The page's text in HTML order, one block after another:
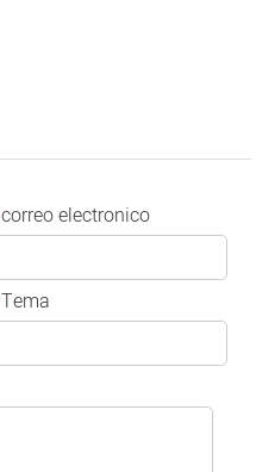
correo electronico
Tema